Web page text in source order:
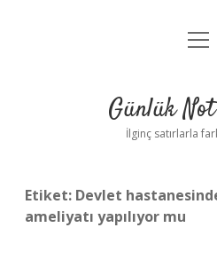
Yasal
Günlük
İlginç satırlarla
Etiket: Devlet
ameliyatı yapılıyor mu